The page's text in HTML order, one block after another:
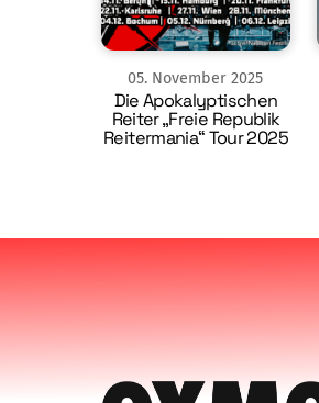
05. November 2025
Die Apokalyptischen
Reiter „Freie Republik
Reitermania“ Tour 2025